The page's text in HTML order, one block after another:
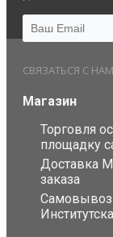
СВЯЗАТЬСЯ С
Магазин
Торговля
площадку
Доставка
заказа
Самовывоз